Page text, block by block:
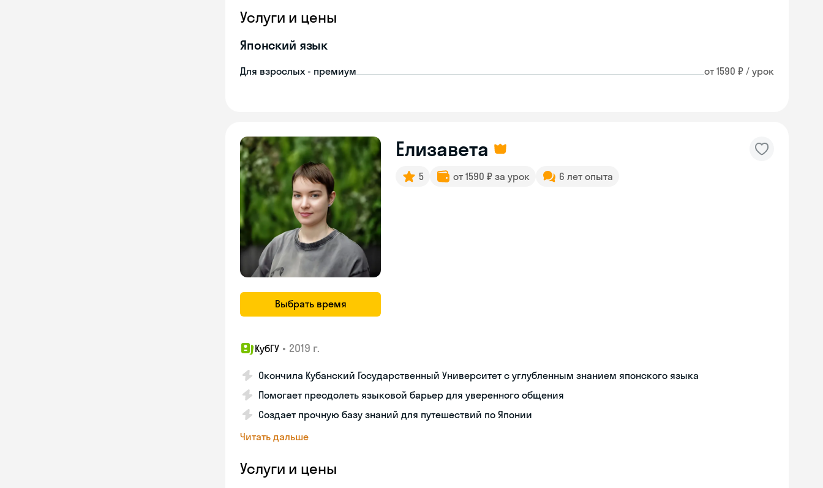
Услуги и цены
Японский язык
Для взрослых - премиум от 1590 ₽ / урок
Выбрать время
Елизавета
5 от 1590 ₽ за урок 6 лет опыта
КубГУ • 2019 г.
Окончила Кубанский Государственный Университет с углубленным знанием японского языка
Помогает преодолеть языковой барьер для уверенного общения
Создает прочную базу знаний для путешествий по Японии
Читать дальше
Услуги и цены